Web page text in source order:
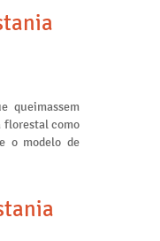
queimassem
florestal como
o modelo de